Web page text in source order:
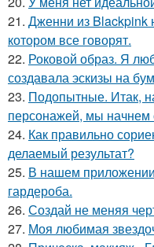
21. Дженни из Blackpink
котором все говорят.
22. Роковой образ. Я
создавала эскизы на
23. Подопытные. Итак,
персонажей, мы начнем
24. Как правильно
делаемый результат?
25. В нашем
гардероба.
26. Создай не меняя
27. Моя любимая